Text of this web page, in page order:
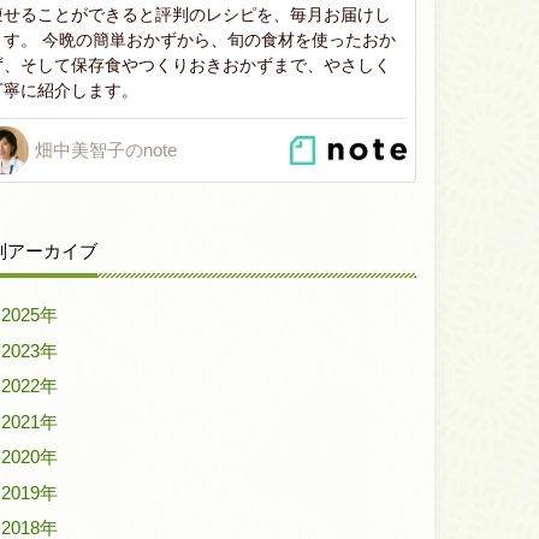
せることができると評判のレシピを、毎月お届けし
す。 今晩の簡単おかずから、旬の食材を使ったおか
、そして保存食やつくりおきおかずまで、やさしく
に紹介します。
畑中美智子のnote
アーカイブ
2025年
2023年
2022年
2021年
2020年
2019年
2018年